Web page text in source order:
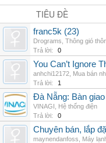
TIÊU ĐỀ
franc5k (23)
Drograms Thông gió
Trả lời:
0
You Can’t Ignore
anhchi12172 Mua bán
Trả lời:
1
Đà Nẵng: Bàn
VINAGI
Hệ thống điện
Trả lời:
0
Chuyên bán, lắp
maynendanfoss
Máy